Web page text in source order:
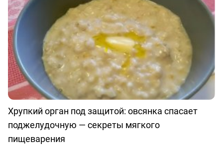
Хрупкий орган под защитой: овсянка спасает
поджелудочную — секреты мягкого
пищеварения